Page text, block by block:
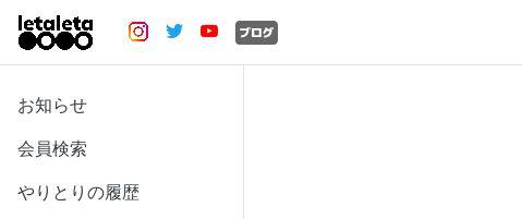
お知らせ
会員検索
やりとりの履歴